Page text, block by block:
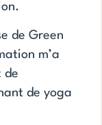
de Green
m’a
de
de yoga